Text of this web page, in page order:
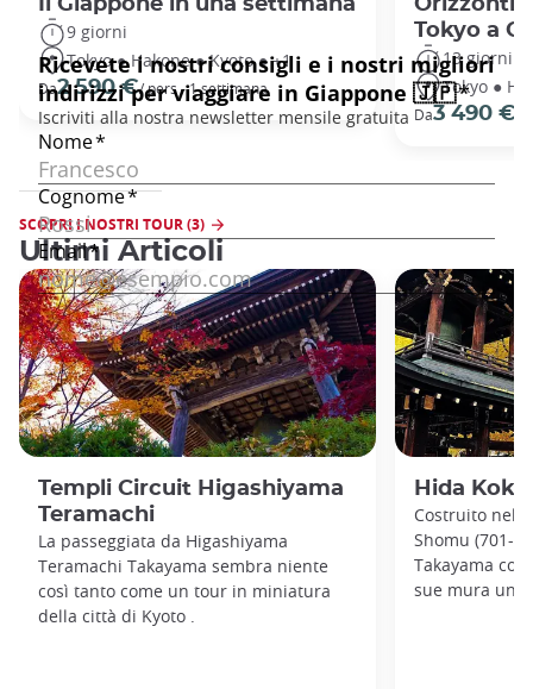
9 giorni
Tokyo ● Hakone ● Kyoto ● +1
Da2 590 €/ pers - 1 settimana
Tokyo a
13 giorni
Tokyo ●
Da3 490 €
SCOPRI I NOSTRI TOUR (3)
Ultimi Articoli
Templi Circuit Higashiyama
Teramachi
La passeggiata da Higashiyama
Teramachi Takayama sembra niente
così tanto come un tour in miniatura
della città di Kyoto .
Hida
Costruito nel
Shomu (701-
Takayama
sue mura un